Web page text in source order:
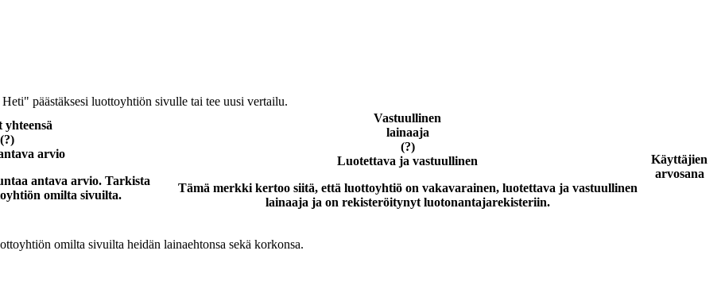
päästäksesi luottoyhtiön sivulle tai tee uusi vertailu.
yhteensä
(?)
arvio
antava arvio. Tarkista
omilta sivuilta.
Vastuullinen
lainaaja
(?)
Luotettava ja vastuullinen
Tämä merkki kertoo siitä, että luottoyhtiö on vakavarainen, luotettava ja vastuullinen
lainaaja ja on rekisteröitynyt luotonantajarekisteriin.
Käyttäjien
arvosana
omilta sivuilta heidän lainaehtonsa sekä korkonsa.